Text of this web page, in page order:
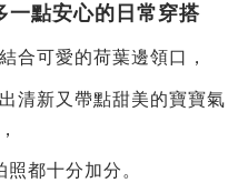
一點安心的日常穿搭
合可愛的荷葉邊領口，
清新又帶點甜美的寶寶氣
都十分加分。